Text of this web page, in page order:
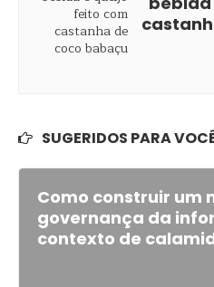
SUGERIDOS PARA
Como construir um
governança da
contexto de